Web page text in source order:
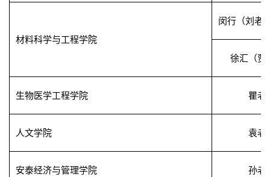
材料科学与工程学院
闵行（刘老
徐汇（贾
生物医学工程学院 瞿老
人文学院 袁老
安泰经济与管理学院 孙老